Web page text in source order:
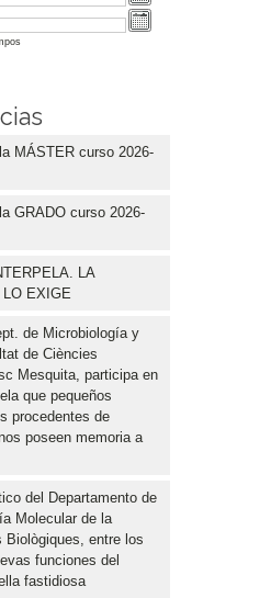
MÁSTER curso 2026-
GRADO curso 2026-
LA
LO EXIGE
de Microbiología y
de Ciències
Mesquita, participa en
que pequeños
procedentes de
poseen memoria a
del Departamento de
Molecular de la
Biològiques, entre los
funciones del
fastidiosa